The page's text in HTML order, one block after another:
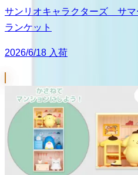
サンリオキャラクターズ サマ
ランケット
2026/6/18 入荷